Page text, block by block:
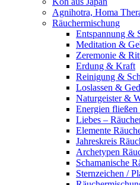
Agnihotra, Homa
Räuchermischung
Entspannung &
Meditation &
Zeremonie &
Erdung & Kraft
Reinigung &
Loslassen &
Naturgeister &
Energien fließen
Liebes –
Elemente
Jahreskreis
Archetypen
Schamanische
Sternzeichen /